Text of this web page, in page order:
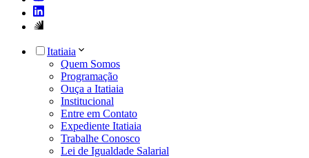
Itatiaia
Quem Somos
Programação
Ouça a Itatiaia
Institucional
Entre em Contato
Expediente Itatiaia
Trabalhe Conosco
Lei de Igualdade Salarial